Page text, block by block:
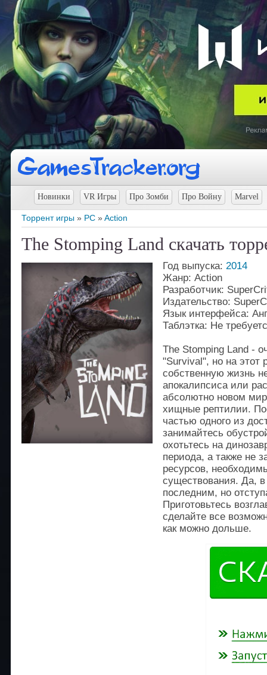
Новинки VR Игры Про Зомби Про Войну Marvel
Торрент игры » PC »Action
The Stomping Land скачать
Год выпуска: 2014
Жанр: Action
Разработчик:
Издательство:
Язык интерфейса:
Таблэтка: Не
The Stomping Land -
"Survival", но на этот
собственную жизнь
апокалипсиса или
абсолютно новом
хищные рептилии.
частью одного из
занимайтесь
охотьтесь на
периода, а также не
ресурсов,
существования. Да,
последним, но
Приготовьтесь
сделайте все
как можно дольше.